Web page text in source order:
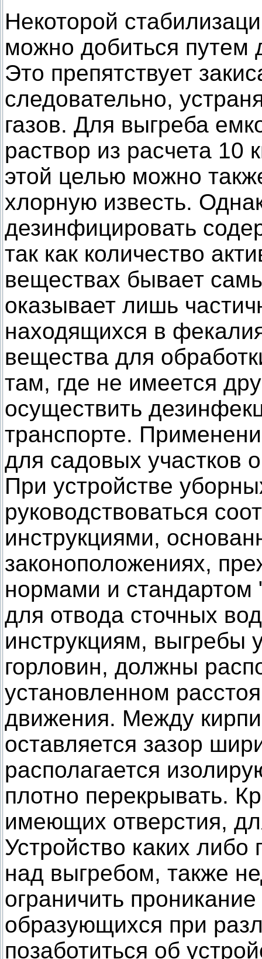
Некоторой
можно добиться путем
Это препятствует
следовательно,
газов. Для выгреба
раствор из расчета 10
этой целью можно
хлорную известь.
дезинфицировать
так как количество
веществах бывает
оказывает лишь
находящихся в
вещества для
там, где не имеется
осуществить
транспорте.
для садовых участков
При устройстве
руководствоваться
инструкциями,
законоположениях,
нормами и
для отвода сточных
инструкциям, выгребы
горловин, должны
установленном
движения. Между
оставляется зазор
располагается
плотно перекрывать.
имеющих отверстия,
Устройство каких
над выгребом, также
ограничить
образующихся при
позаботиться об